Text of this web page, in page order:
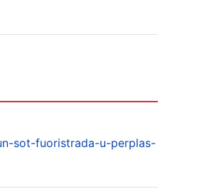
sot-fuoristrada-u-perplas-